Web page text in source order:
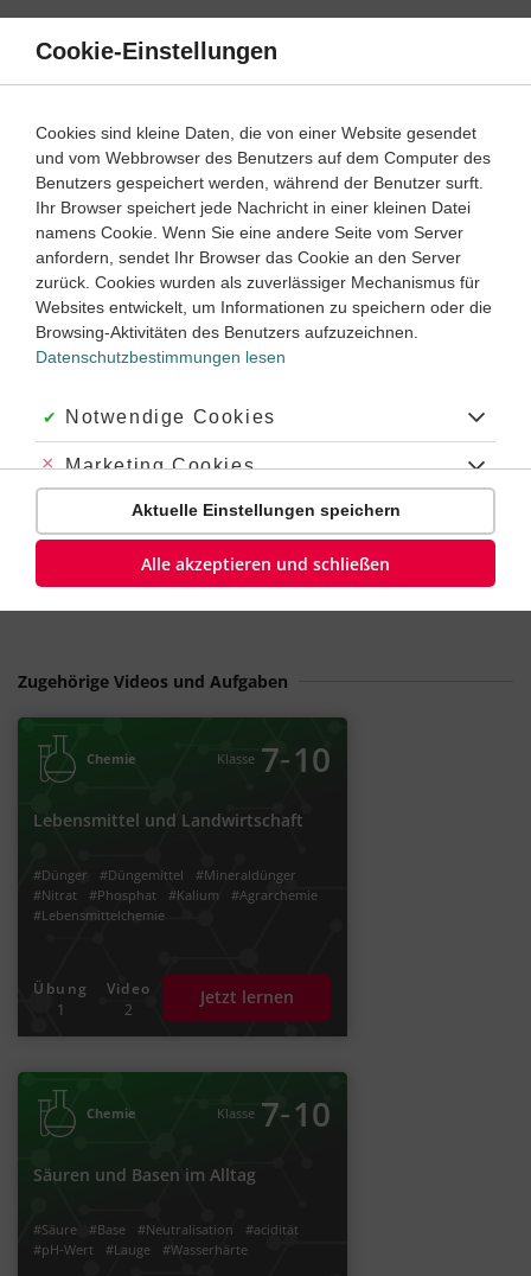
Direkt
Inhalt
Chemie 5. Klasse ‐ Abitur
Daltonsches Gesetz
Von J. Dalton gefundenesGasgesetz. Es besagt: Der
Gesamtdruck eines Gemisches idealer Gaseist gleich der
Summe der Partialdrücke der einzelnen Komponenten, d. h.
der Summe der Drücke, die jedes Gas ausüben würde, wenn
ausfüllen könnte.
#Dalton
Zugehörige Videos und Aufgaben
Chemie Klasse 7‐10
Lebensmittel und Landwirtschaft
#Dünger #Düngemittel
#Mineraldünger
#Nitrat
#Phosphat #Kalium
#Agrarchemie
#Lebensmittelchemie
Übung
1
Video
2
Jetzt lernen
Chemie Klasse 7‐10
Säuren und Basen im Alltag
#Säure #Base #Neutralisation
#acidität
#pH-Wert
#Lauge #Wasserhärte
Cookie-Einstellungen
Cookies sind kleine Daten, die von einer Website gesendet
und vom Webbrowser des Benutzers auf dem Computer des
Benutzers gespeichert werden, während der Benutzer surft.
Ihr Browser speichert jede Nachricht in einer kleinen Datei
namens Cookie. Wenn Sie eine andere Seite vom Server
anfordern, sendet Ihr Browser das Cookie an den Server
zurück. Cookies wurden als zuverlässiger Mechanismus für
Websites entwickelt, um Informationen zu speichern oder die
Browsing-Aktivitäten des Benutzers aufzuzeichnen.
Datenschutzbestimmungen lesen
Akzeptiert:
Notwendige Cookies
Abgelehnt:
Marketing Cookies
Abgelehnt:
Personalisierungs-Cookies
Aktuelle Einstellungen speichern
Alle akzeptieren und schließen